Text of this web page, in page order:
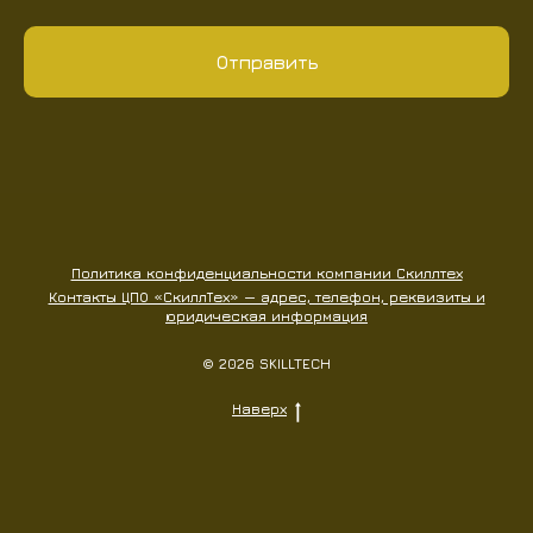
Отправить
Политика конфиденциальности компании Скиллтех
Контакты ЦПО «СкиллТех» — адрес, телефон, реквизиты и
юридическая информация
© 2026 SKILLTECH
Наверх